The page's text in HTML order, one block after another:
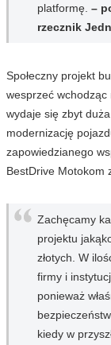
platformę. –
rzecznik
Społeczny projekt
wesprzeć
wydaje się zbyt
modernizację
zapowiedzianego
BestDrive Motokom
Zachęcamy
projektu
złotych. W
firmy i
ponieważ
kiedy w